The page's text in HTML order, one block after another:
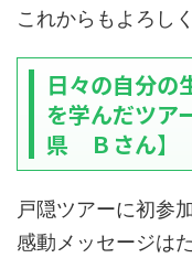
これからもよろし
日々の自分の
を学んだツア
県 Ｂさん】
戸隠ツアーに初参
感動メッセージは